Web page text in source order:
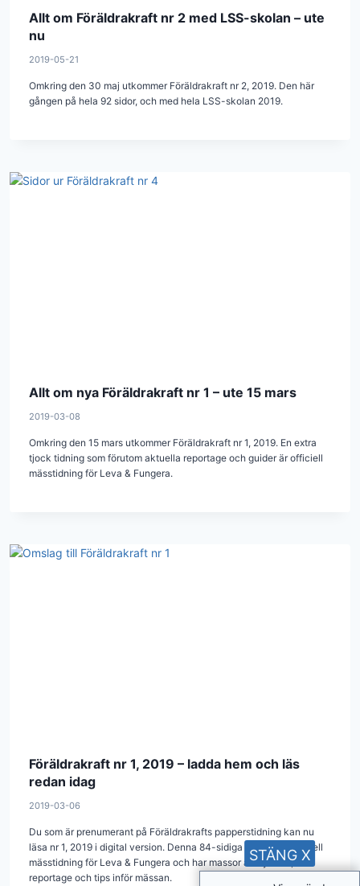
Allt om Föräldrakraft nr 2 med LSS-skolan – ute
nu
2019-05-21
Omkring den 30 maj utkommer Föräldrakraft nr 2, 2019. Den här
gången på hela 92 sidor, och med hela LSS-skolan 2019.
Allt om nya Föräldrakraft nr 1 – ute 15 mars
2019-03-08
Omkring den 15 mars utkommer Föräldrakraft nr 1, 2019. En extra
tjock tidning som förutom aktuella reportage och guider är officiell
mässtidning för Leva & Fungera.
Föräldrakraft nr 1, 2019 – ladda hem och läs
redan idag
2019-03-06
Du som är prenumerant på Föräldrakrafts papperstidning kan nu
läsa nr 1, 2019 i digital version. Denna 84-sidiga utgåva är officiell
mässtidning för Leva & Fungera och har massor av nyheter,
reportage och tips inför mässan.
STÄNG X